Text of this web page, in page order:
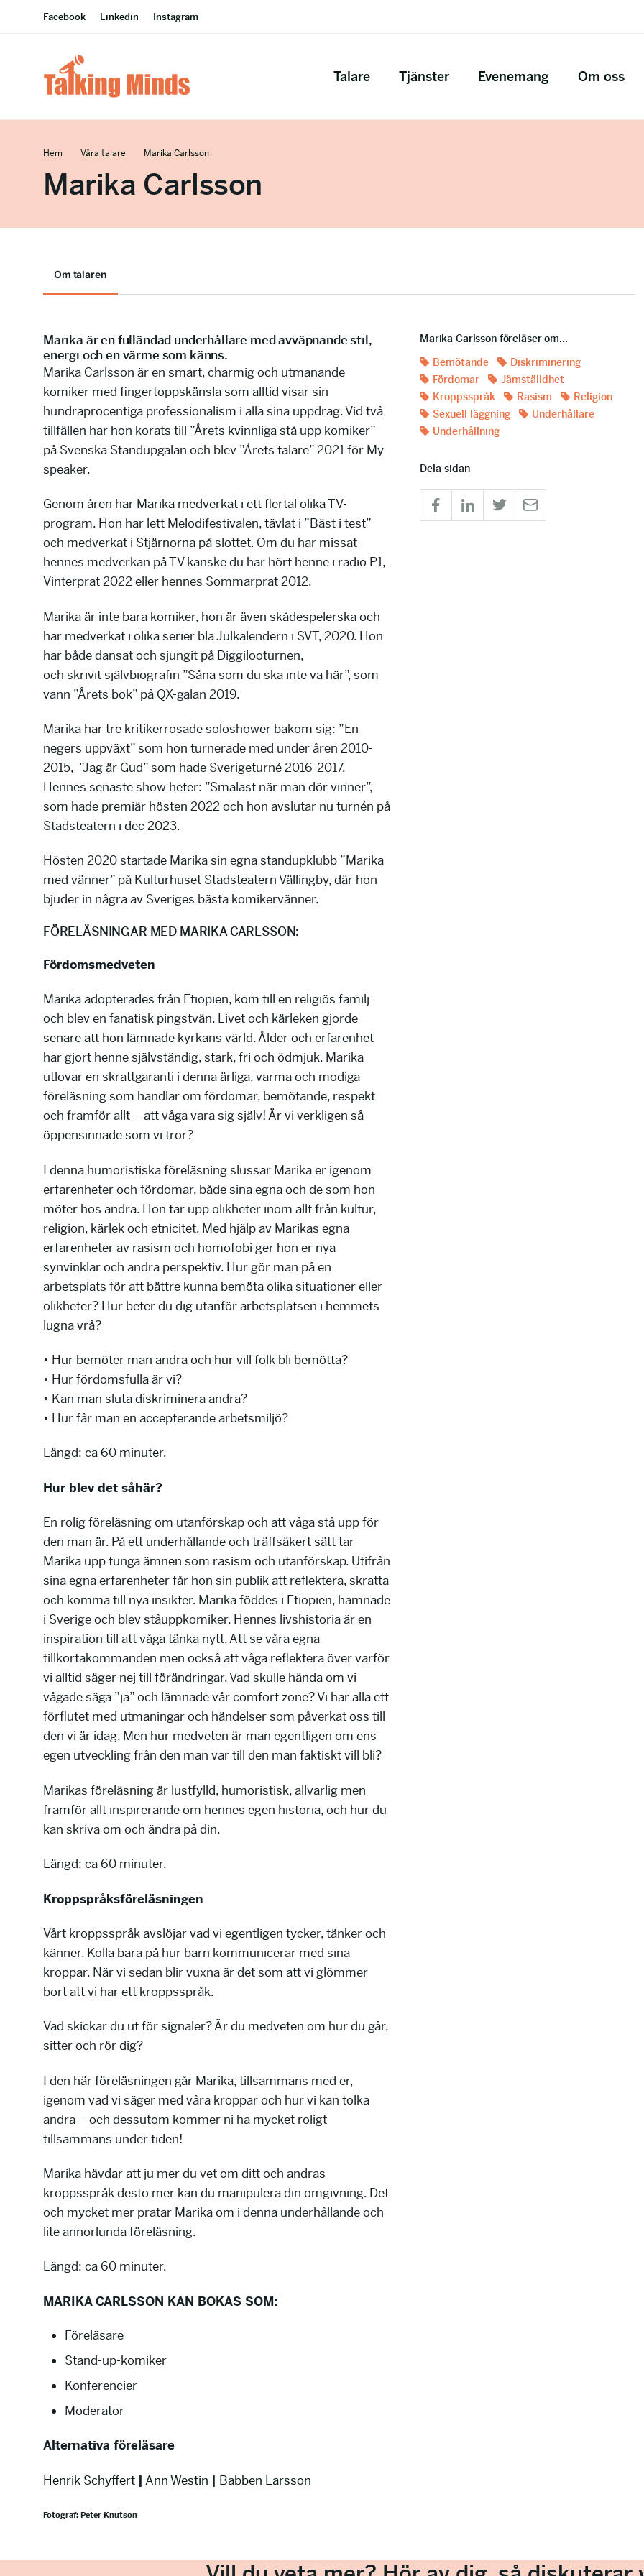
Facebook Linkedin Instagram
Talare Tjänster Evenemang Om oss
Hem Våra talare Marika Carlsson
Marika Carlsson
Om talaren
Marika är en fulländad underhållare med avväpnande stil,
energi och en värme som känns.
Marika Carlsson är en smart, charmig och utmanande
komiker med fingertoppskänsla som alltid visar sin
hundraprocentiga professionalism i alla sina uppdrag. Vid två
tillfällen har hon korats till ”Årets kvinnliga stå upp komiker”
på Svenska Standupgalan och blev ”Årets talare” 2021 för My
speaker.
Genom åren har Marika medverkat i ett flertal olika TV-
program. Hon har lett Melodifestivalen, tävlat i ”Bäst i test”
och medverkat i Stjärnorna på slottet. Om du har missat
hennes medverkan på TV kanske du har hört henne i radio P1,
Vinterprat 2022 eller hennes Sommarprat 2012.
Marika är inte bara komiker, hon är även skådespelerska och
har medverkat i olika serier bla Julkalendern i SVT, 2020. Hon
har både dansat och sjungit på Diggilooturnen,
och skrivit självbiografin ”Såna som du ska inte va här”, som
vann ”Årets bok” på QX-galan 2019.
Marika har tre kritikerrosade soloshower bakom sig: ”En
negers uppväxt” som hon turnerade med under åren 2010-
2015, ”Jag är Gud” som hade Sverigeturné 2016-2017.
Hennes senaste show heter: ”Smalast när man dör vinner”,
som hade premiär hösten 2022 och hon avslutar nu turnén på
Stadsteatern i dec 2023.
Hösten 2020 startade Marika sin egna standupklubb ”Marika
med vänner” på Kulturhuset Stadsteatern Vällingby, där hon
bjuder in några av Sveriges bästa komikervänner.
FÖRELÄSNINGAR MED MARIKA CARLSSON:
Fördomsmedveten
Marika adopterades från Etiopien, kom till en religiös familj
och blev en fanatisk pingstvän. Livet och kärleken gjorde
senare att hon lämnade kyrkans värld. Ålder och erfarenhet
har gjort henne självständig, stark, fri och ödmjuk. Marika
utlovar en skrattgaranti i denna ärliga, varma och modiga
föreläsning som handlar om fördomar, bemötande, respekt
och framför allt – att våga vara sig själv! Är vi verkligen så
öppensinnade som vi tror?
I denna humoristiska föreläsning slussar Marika er igenom
erfarenheter och fördomar, både sina egna och de som hon
möter hos andra. Hon tar upp olikheter inom allt från kultur,
religion, kärlek och etnicitet. Med hjälp av Marikas egna
erfarenheter av rasism och homofobi ger hon er nya
synvinklar och andra perspektiv. Hur gör man på en
arbetsplats för att bättre kunna bemöta olika situationer eller
olikheter? Hur beter du dig utanför arbetsplatsen i hemmets
lugna vrå?
• Hur bemöter man andra och hur vill folk bli bemötta?
• Hur fördomsfulla är vi?
• Kan man sluta diskriminera andra?
• Hur får man en accepterande arbetsmiljö?
Längd: ca 60 minuter.
Hur blev det såhär?
En rolig föreläsning om utanförskap och att våga stå upp för
den man är. På ett underhållande och träffsäkert sätt tar
Marika upp tunga ämnen som rasism och utanförskap. Utifrån
sina egna erfarenheter får hon sin publik att reflektera, skratta
och komma till nya insikter. Marika föddes i Etiopien, hamnade
i Sverige och blev ståuppkomiker. Hennes livshistoria är en
inspiration till att våga tänka nytt. Att se våra egna
tillkortakommanden men också att våga reflektera över varför
vi alltid säger nej till förändringar. Vad skulle hända om vi
vågade säga ”ja” och lämnade vår comfort zone? Vi har alla ett
förflutet med utmaningar och händelser som påverkat oss till
den vi är idag. Men hur medveten är man egentligen om ens
egen utveckling från den man var till den man faktiskt vill bli?
Marikas föreläsning är lustfylld, humoristisk, allvarlig men
framför allt inspirerande om hennes egen historia, och hur du
kan skriva om och ändra på din.
Längd: ca 60 minuter.
Kroppspråksföreläsningen
Vårt kroppsspråk avslöjar vad vi egentligen tycker, tänker och
känner. Kolla bara på hur barn kommunicerar med sina
kroppar. När vi sedan blir vuxna är det som att vi glömmer
bort att vi har ett kroppsspråk.
Vad skickar du ut för signaler? Är du medveten om hur du går,
sitter och rör dig?
I den här föreläsningen går Marika, tillsammans med er,
igenom vad vi säger med våra kroppar och hur vi kan tolka
andra – och dessutom kommer ni ha mycket roligt
tillsammans under tiden!
Marika hävdar att ju mer du vet om ditt och andras
kroppsspråk desto mer kan du manipulera din omgivning. Det
och mycket mer pratar Marika om i denna underhållande och
lite annorlunda föreläsning.
Längd: ca 60 minuter.
MARIKA CARLSSON KAN BOKAS SOM:
Föreläsare
Stand-up-komiker
Konferencier
Moderator
Alternativa föreläsare
Henrik Schyffert | Ann Westin | Babben Larsson
Fotograf: Peter Knutson
Marika Carlsson föreläser om...
Bemötande
Diskriminering
Fördomar
Jämställdhet
Kroppsspråk
Rasism
Religion
Sexuell läggning
Underhållare
Underhållning
Dela sidan